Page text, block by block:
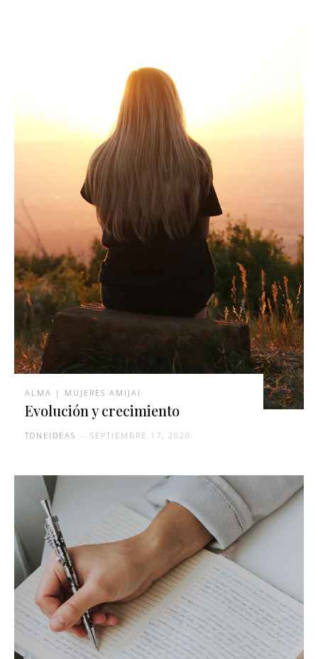
ALMA | MUJERES AMIJAI
Evolución y crecimiento
TONEIDEAS - SEPTIEMBRE 17, 2020